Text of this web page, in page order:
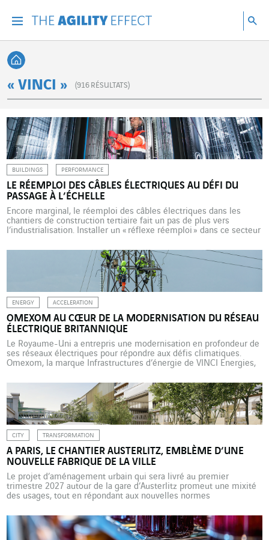
Retour à l'accueil
« VINCI » (916 RÉSULTATS)
BUILDINGS PERFORMANCE
LE RÉEMPLOI DES CÂBLES ÉLECTRIQUES AU DÉFI DU
PASSAGE À L’ÉCHELLE
Encore marginal, le réemploi des câbles électriques dans les
chantiers de construction tertiaire fait un pas de plus vers
l’industrialisation. Installer un « réflexe réemploi » dans ce secteur
développé par Cegelec Nord Grands Projets sous la marque
Circable. Ils sont aussi sûrs et performants que des neufs, […]
ENERGY ACCELERATION
OMEXOM AU CŒUR DE LA MODERNISATION DU RÉSEAU
ÉLECTRIQUE BRITANNIQUE
Le Royaume-Uni a entrepris une modernisation en profondeur de
ses réseaux électriques pour répondre aux défis climatiques.
Omexom, la marque Infrastructures d’énergie de VINCI Energies,
majeurs en Ecosse et en Angleterre. Le Royaume-Uni s’est
engagé depuis deux ans dans une transformation majeure de son
[…]
CITY TRANSFORMATION
A PARIS, LE CHANTIER AUSTERLITZ, EMBLÈME D’UNE
NOUVELLE FABRIQUE DE LA VILLE
Le projet d’aménagement urbain qui sera livré au premier
trimestre 2027 autour de la gare d’Austerlitz promeut une mixité
des usages, tout en répondant aux nouvelles normes
normes avec six de ses entreprises. Si la notion d’hybridation
fonctionnelle trouve depuis quelques années un écho grandissant
dans le […]